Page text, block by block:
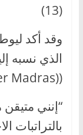
(13)
وقد أكد
الذي نسبه
((Didier Madras، والذي جاء فيه ما يلي:
“إنني
بالتراتبات